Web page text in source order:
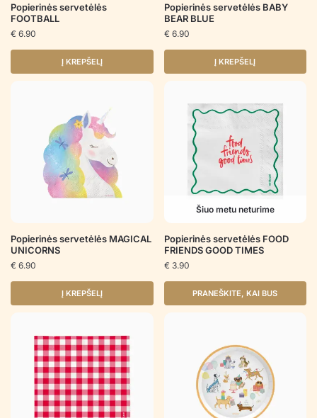
Popierinės servetėlės
FOOTBALL
€ 6.90
Į KREPŠELĮ
Popierinės servetėlės BABY
BEAR BLUE
€ 6.90
Į KREPŠELĮ
Popierinės servetėlės MAGICAL
UNICORNS
€ 6.90
Į KREPŠELĮ
Šiuo metu neturime
Popierinės servetėlės FOOD
FRIENDS GOOD TIMES
€ 3.90
PRANEŠKITE, KAI BUS